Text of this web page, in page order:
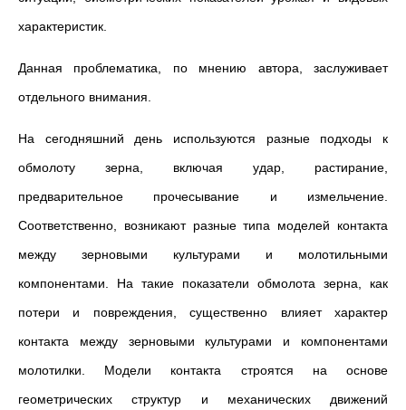
характеристик.
Данная проблематика, по мнению автора, заслуживает
отдельного внимания.
На сегодняшний день используются разные подходы к
обмолоту зерна, включая удар, растирание,
предварительное прочесывание и измельчение.
Соответственно, возникают разные типа моделей контакта
между зерновыми культурами и молотильными
компонентами. На такие показатели обмолота зерна, как
потери и повреждения, существенно влияет характер
контакта между зерновыми культурами и компонентами
молотилки. Модели контакта строятся на основе
геометрических структур и механических движений